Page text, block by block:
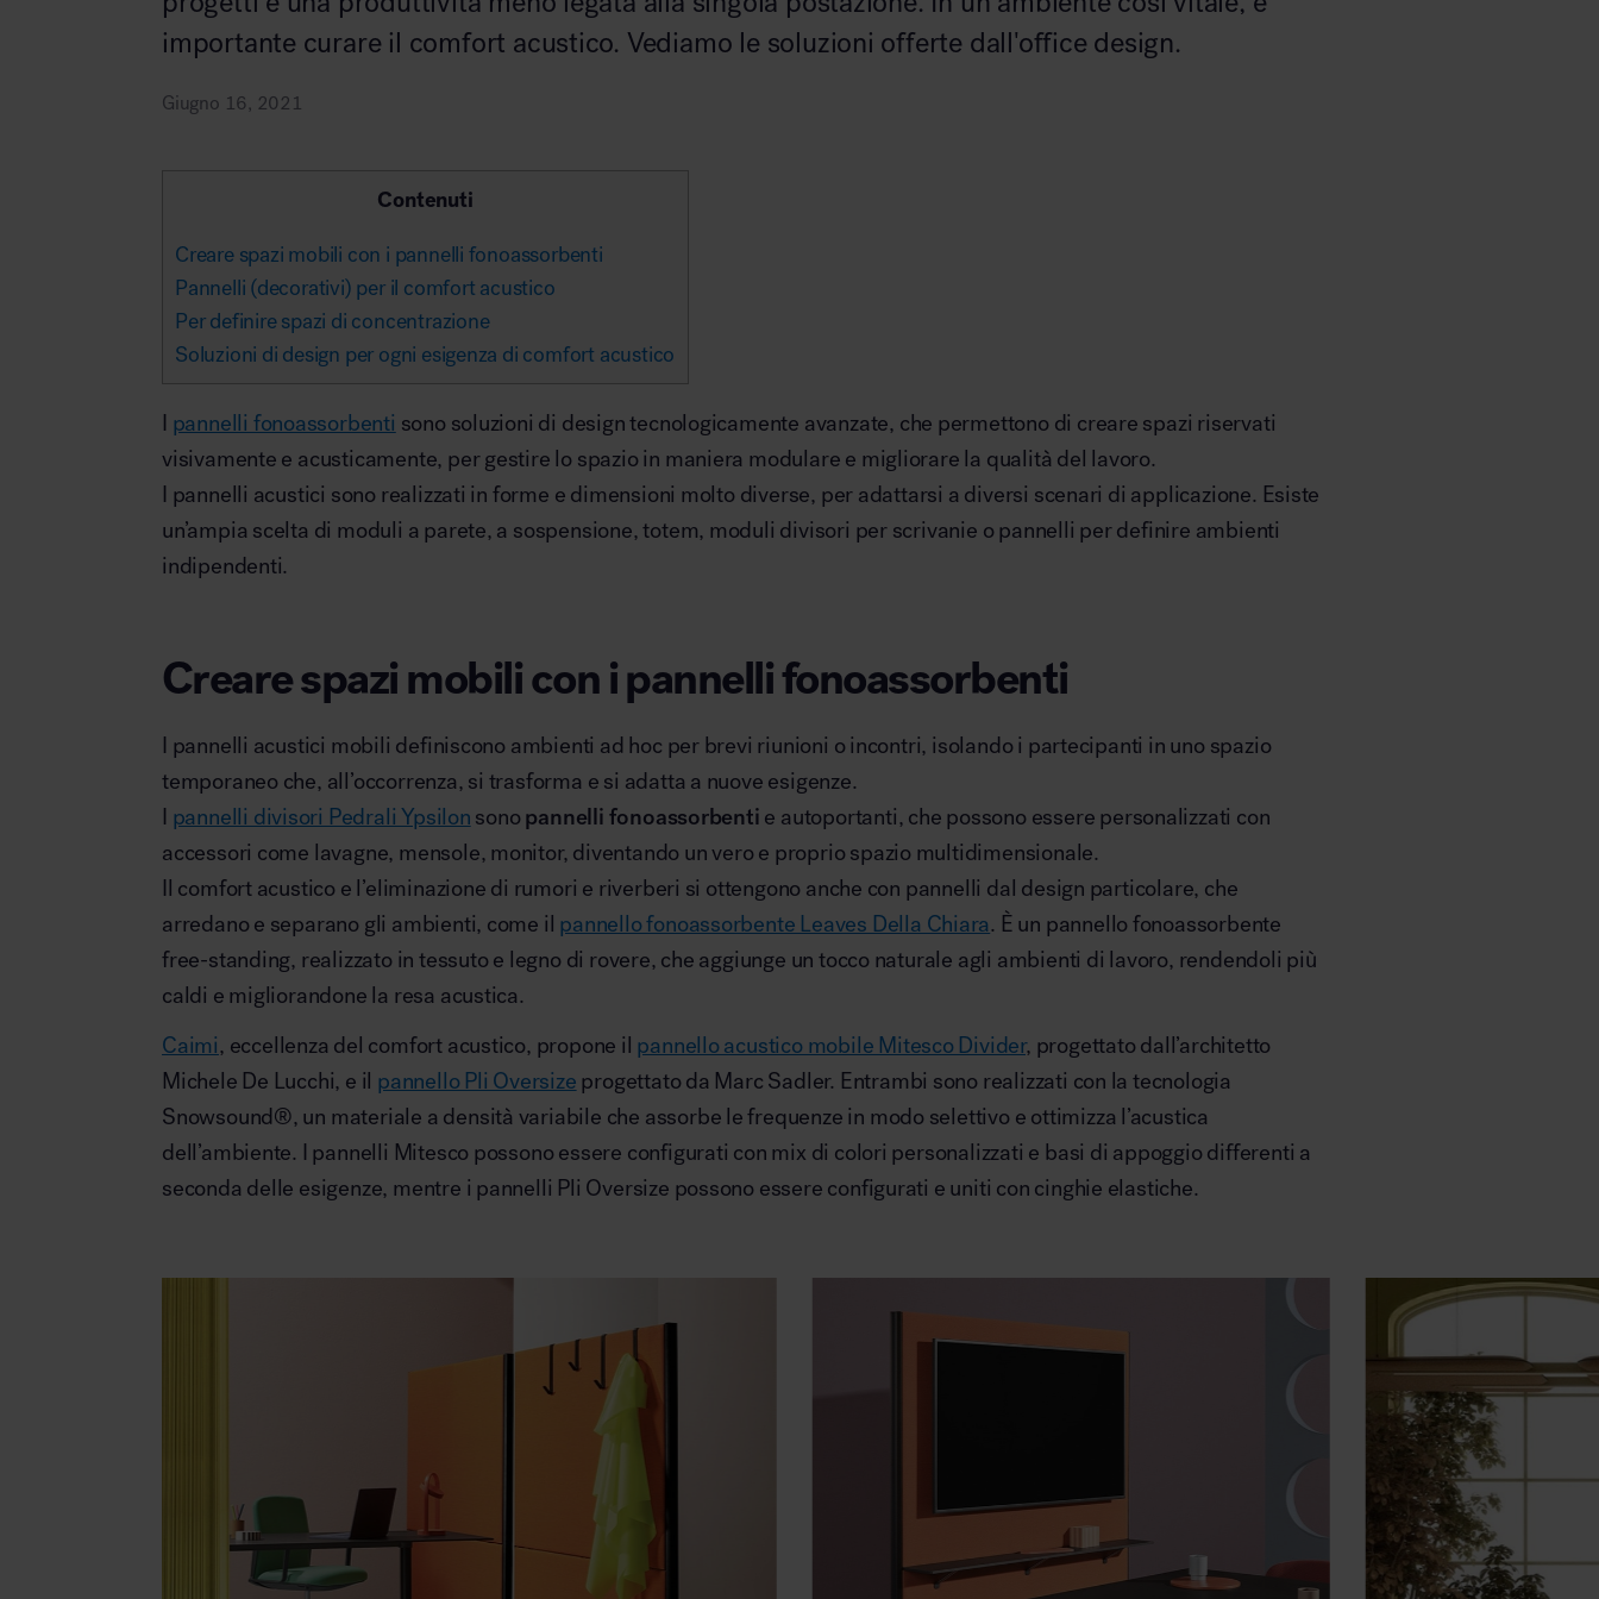
Illuminazione
Area lounge e attesa
Area outdoor Area kids
Area hospitality
importante curare il comfort acustico. Vediamo le soluzioni offerte dall'office design.
Giugno 16, 2021
Contenuti
Creare spazi mobili con i pannelli fonoassorbenti
Pannelli (decorativi) per il comfort acustico
Per definire spazi di concentrazione
Soluzioni di design per ogni esigenza di comfort acustico
I pannelli fonoassorbenti sono soluzioni di design tecnologicamente avanzate, che permettono di creare spazi riservati
visivamente e acusticamente, per gestire lo spazio in maniera modulare e migliorare la qualità del lavoro.
I pannelli acustici sono realizzati in forme e dimensioni molto diverse, per adattarsi a diversi scenari di applicazione. Esiste
un’ampia scelta di moduli a parete, a sospensione, totem, moduli divisori per scrivanie o pannelli per definire ambienti
indipendenti.
Creare spazi mobili con i pannelli fonoassorbenti
I pannelli acustici mobili definiscono ambienti ad hoc per brevi riunioni o incontri, isolando i partecipanti in uno spazio
temporaneo che, all’occorrenza, si trasforma e si adatta a nuove esigenze.
I pannelli divisori Pedrali Ypsilon sonopannelli fonoassorbenti e autoportanti, che possono essere personalizzati con
accessori come lavagne, mensole, monitor, diventando un vero e proprio spazio multidimensionale.
Il comfort acustico e l’eliminazione di rumori e riverberi si ottengono anche con pannelli dal design particolare, che
arredano e separano gli ambienti, come il pannello fonoassorbente Leaves Della Chiara. È un pannello fonoassorbente
free-standing, realizzato in tessuto e legno di rovere, che aggiunge un tocco naturale agli ambienti di lavoro, rendendoli più
caldi e migliorandone la resa acustica.
Caimi, eccellenza del comfort acustico, propone il pannello acustico mobile Mitesco Divider, progettato dall’architetto
Michele De Lucchi, e il pannello Pli Oversize progettato da Marc Sadler. Entrambi sono realizzati con la tecnologia
Snowsound®, un materiale a densità variabile che assorbe le frequenze in modo selettivo e ottimizza l’acustica
dell’ambiente. I pannelli Mitesco possono essere configurati con mix di colori personalizzati e basi di appoggio differenti a
seconda delle esigenze, mentre i pannelli Pli Oversize possono essere configurati e uniti con cinghie elastiche.